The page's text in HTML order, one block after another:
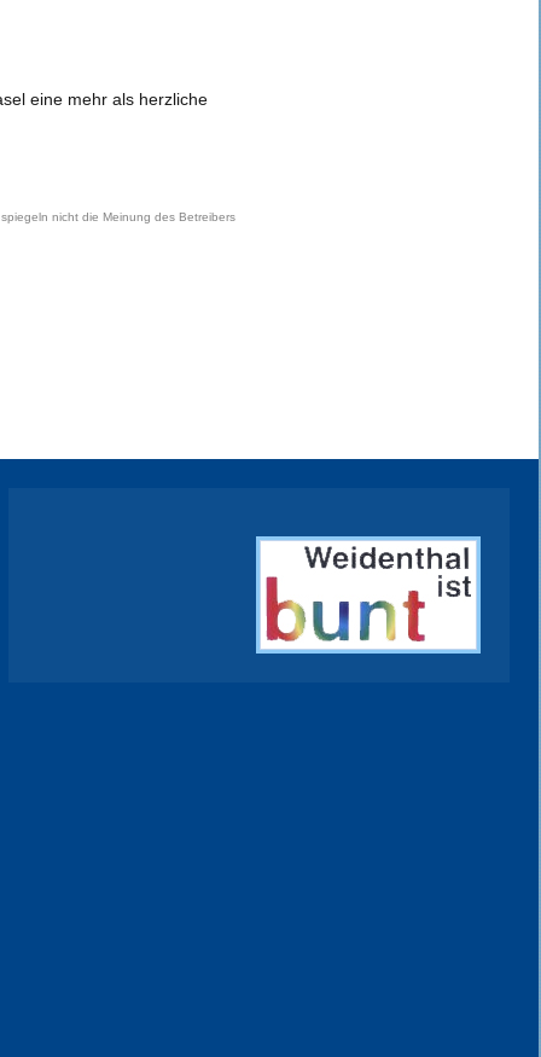
eine mehr als herzliche
nicht die Meinung des Betreibers